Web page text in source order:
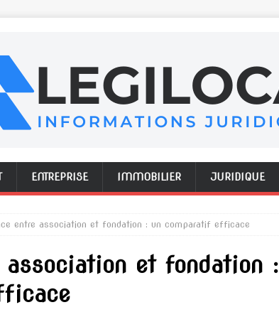
ENTREPRISE IMMOBILIER JURIDIQUE
entre association et fondation : un comparatif efficace
association et fondation :